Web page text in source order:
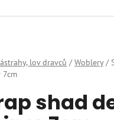
lov dravců / Woblery /
7cm
shad